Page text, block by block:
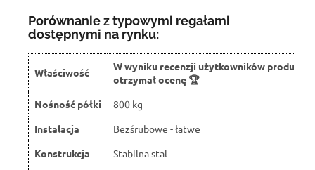
Porównanie z typowymi regałami
dostępnymi na rynku:
Właściwość
W wyniku recenzji użytkowników produkt
otrzymał ocenę 🏆
Nośność półki
800 kg
Instalacja
Bezśrubowe - łatwe
Konstrukcja
Stabilna stal